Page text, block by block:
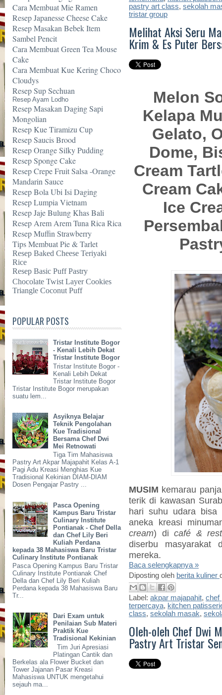
Cara Membuat Mie Ramen
Resep Japanesse Cheese Cake
Resep Masakan Bebek Item
Sambel Pencit
Cara Membuat Green Tea Mouse
Cake
Cara Membuat Kue Kering Choco
Cloudys
Resep Sup Sechuan
Resep Ayam Lodho
Resep Masakan Daging Sapi
Mongolian
Resep Kue Tiramizu Cup
Resep Saucis Brood
Resep Orange Silky Pudding
Resep Sponge Cake
Resep Crepe Fruit Salsa -Orange
Mandarin Sauce
Resep Bola Ubi Isi Daging
Resep Lumpia Vietnam
Resep Jaje Bulung Khas Bali
Resep Arem Arem Tuna Rica Rica
Resep Muffin Strawberry
Tips Membuat Pie & Tarlet
Resep Baked Cheese Teriyaki
Rice
Resep Basic Puff Pastry
Chocolate Twist Layer Cookies
Triangle Coconut Puff
POPULAR POSTS
Tristar Institute Bogor
- Kenali Lebih Dekat
Tristar Institute Bogor
Tristar Institute Bogor -
Kenali Lebih Dekat
Tristar Institute Bogor
Tristar Institute Bogor merupakan
suatu lem...
Asyiknya Belajar
Teknik Pengolahan
Kue Tradisional
Bersama Chef Dwi
Mei Retnowati
Tiga Tim Mahasiswa
Pastry Art Akpar Majapahit Kelas A-1
Pagi Adu Kreasi Menghias Kue
Tradisional Kekinian DIAM-DIAM
Dosen Pengajar Pastry ...
Pasca Opening
Kampus Baru Tristar
Culinary Institute
Pontianak - Chef Della
dan Chef Lily Beri
Kuliah Perdana
kepada 38 Mahasiswa Baru Tristar
Culinary Institute Pontianak
Pasca Opening Kampus Baru Tristar
Culinary Institute Pontianak Chef
Della dan Chef Lily Beri Kuliah
Perdana kepada 38 Mahasiswa Baru
Tr...
Dari Exam untuk
Penilaian Sub Materi
Praktik Kue
Tradisional Kekinian
Tim Juri Apresiasi
Platingan Cantik dan
Berkelas ala Flower Bucket dan
Tower Jajanan Pasar Kreasi
Mahasiswa UNTUK mengetahui
sejauh ma...
pastry art class, sekolah
tristar group
Melihat Aksi Seru
Krim & Es Puter
Melon
Kelapa
Gelato,
Dome,
Cream
Cream
Ice
MUSIM kemarau
terik di kawasan
hari suhu udara bisa
aneka kreasi
cream) di café &
diserbu masyarakat
mereka.
Baca selengkapnya »
Diposting oleh berita kuliner
Label: akpar majapahit, chef
terpercaya, kitchen
class, sekolah masak,
Oleh-oleh Chef Dwi
Pastry Art Tristar